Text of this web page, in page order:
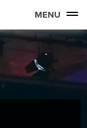
MENU